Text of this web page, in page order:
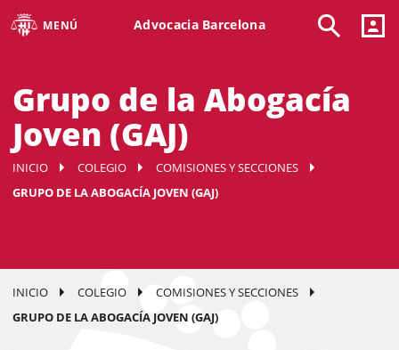
MENÚ Advocacia Barcelona
Grupo de la Abogacía
Joven (GAJ)
INICIO COLEGIO
COMISIONES Y SECCIONES
GRUPO DE LA ABOGACÍA JOVEN (GAJ)
INICIO COLEGIO
COMISIONES Y SECCIONES
GRUPO DE LA ABOGACÍA JOVEN (GAJ)